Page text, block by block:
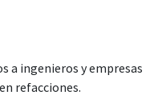
a ingenieros y empresas
refacciones.